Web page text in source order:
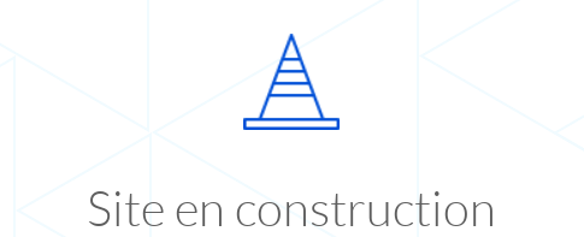
Site en construction